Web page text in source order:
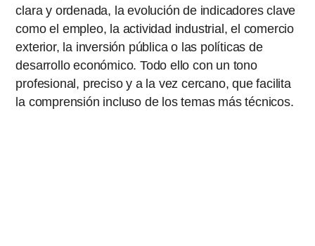
clara y ordenada, la evolución de indicadores clave
como el empleo, la actividad industrial, el comercio
exterior, la inversión pública o las políticas de
desarrollo económico. Todo ello con un tono
profesional, preciso y a la vez cercano, que facilita
la comprensión incluso de los temas más técnicos.